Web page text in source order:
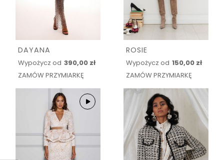
DAYANA
Wypożycz od 390,00 zł
ZAMÓW PRZYMIARKĘ
ROSIE
Wypożycz od 150,00 zł
ZAMÓW PRZYMIARKĘ